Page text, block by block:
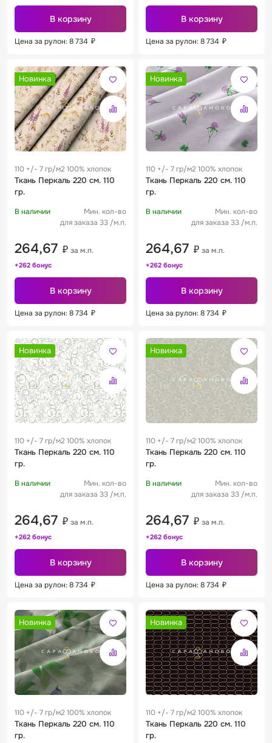
В корзину
Цена за рулон: 8 734 ₽
В корзину
Цена за рулон: 8 734 ₽
Новинка
110 +/- 7 гр/м2 100% хлопок
Ткань Перкаль 220 см. 110
гр.
В наличии
Мин. кол-во
для заказа 33 /м.п.
264,67 ₽ за м.п.
+262 бонус
В корзину
Цена за рулон: 8 734 ₽
Новинка
110 +/- 7 гр/м2 100% хлопок
Ткань Перкаль 220 см. 110
гр.
В наличии
Мин. кол-во
для заказа 33 /м.п.
264,67 ₽ за м.п.
+262 бонус
В корзину
Цена за рулон: 8 734 ₽
Новинка
110 +/- 7 гр/м2 100% хлопок
Ткань Перкаль 220 см. 110
гр.
В наличии
Мин. кол-во
для заказа 33 /м.п.
264,67 ₽ за м.п.
+262 бонус
В корзину
Цена за рулон: 8 734 ₽
Новинка
110 +/- 7 гр/м2 100% хлопок
Ткань Перкаль 220 см. 110
гр.
В наличии
Мин. кол-во
для заказа 33 /м.п.
264,67 ₽ за м.п.
+262 бонус
В корзину
Цена за рулон: 8 734 ₽
Новинка
110 +/- 7 гр/м2 100% хлопок
Ткань Перкаль 220 см. 110
гр.
Новинка
110 +/- 7 гр/м2 100% хлопок
Ткань Перкаль 220 см. 110
гр.